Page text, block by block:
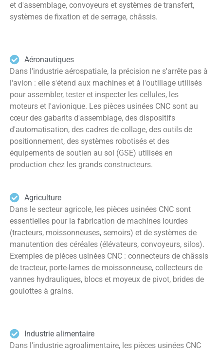
et d'assemblage, convoyeurs et systèmes de transfert,
systèmes de fixation et de serrage, châssis.
Aéronautiques
Dans l'industrie aérospatiale, la précision ne s'arrête pas à
l'avion : elle s'étend aux machines et à l'outillage utilisés
pour assembler, tester et inspecter les cellules, les
moteurs et l'avionique. Les pièces usinées CNC sont au
cœur des gabarits d'assemblage, des dispositifs
d'automatisation, des cadres de collage, des outils de
positionnement, des systèmes robotisés et des
équipements de soutien au sol (GSE) utilisés en
production chez les grands constructeurs.
Agriculture
Dans le secteur agricole, les pièces usinées CNC sont
essentielles pour la fabrication de machines lourdes
(tracteurs, moissonneuses, semoirs) et de systèmes de
manutention des céréales (élévateurs, convoyeurs, silos).
Exemples de pièces usinées CNC : connecteurs de châssis
de tracteur, porte-lames de moissonneuse, collecteurs de
vannes hydrauliques, blocs et moyeux de pivot, brides de
goulottes à grains.
Industrie alimentaire
Dans l'industrie agroalimentaire, les pièces usinées CNC